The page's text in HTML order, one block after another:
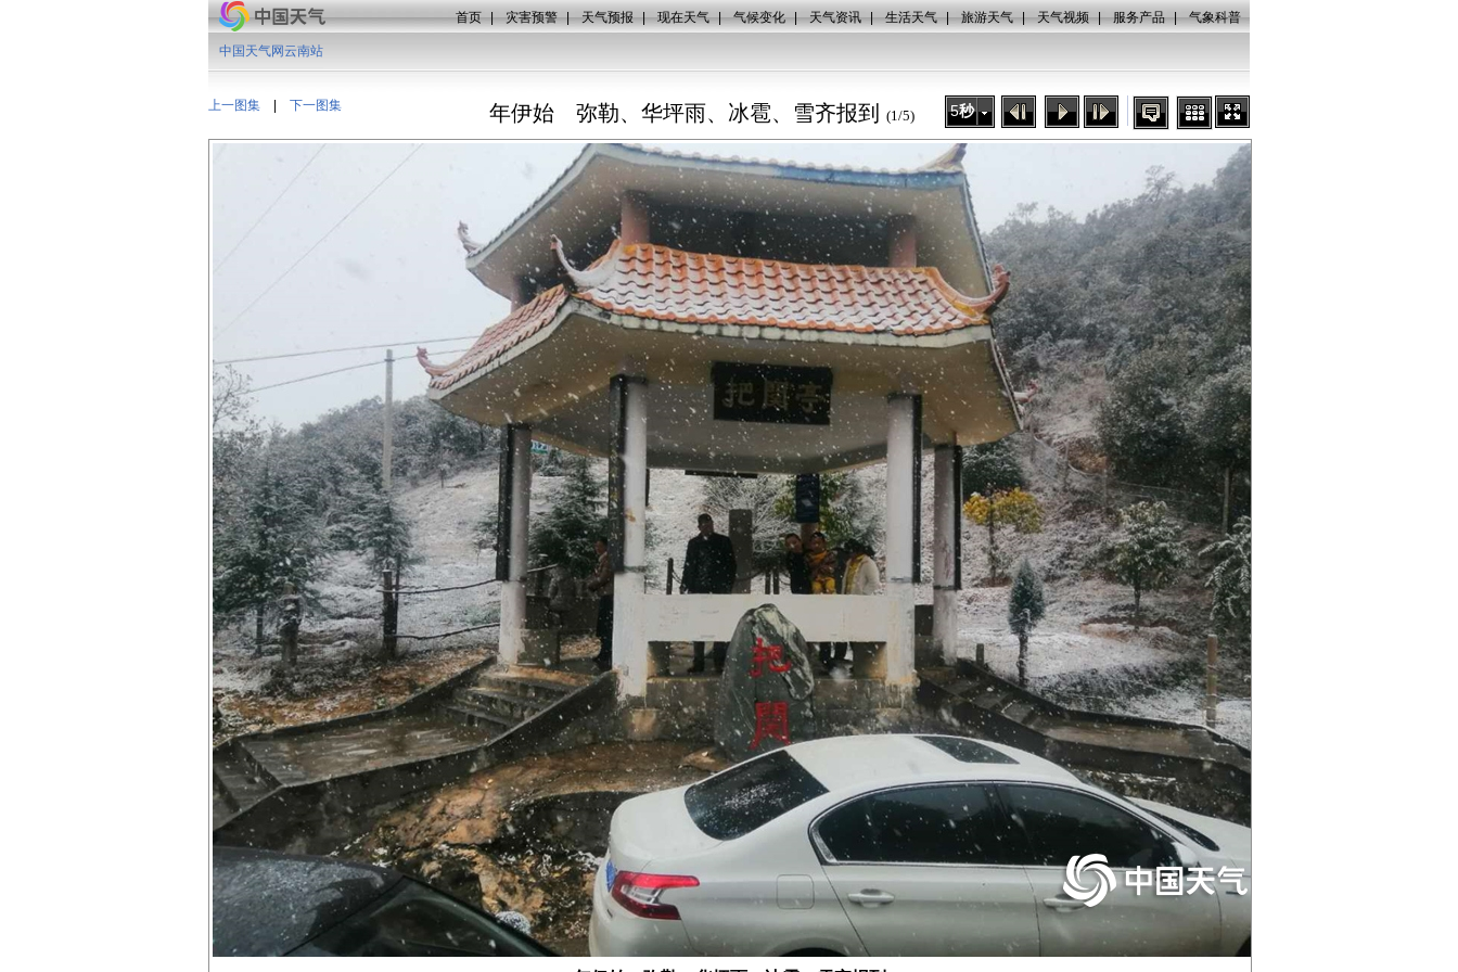
首页 | 灾害预警 | 天气预报 | 现在天气 | 气候变化 | 天气资讯 | 生活天气 | 旅游天气 | 天气视频 | 服务产品 | 气象科普
上一图集 下一图集
中国天气网云南站
年伊始 弥勒、华坪雨、冰雹、雪齐报到 (1/5) 5秒